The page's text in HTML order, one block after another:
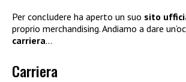
Per concludere ha aperto un suo sito
proprio merchandising. Andiamo a dare
carriera…
Carriera